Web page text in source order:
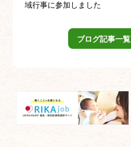
域行事に参加しました
ブログ記事一覧